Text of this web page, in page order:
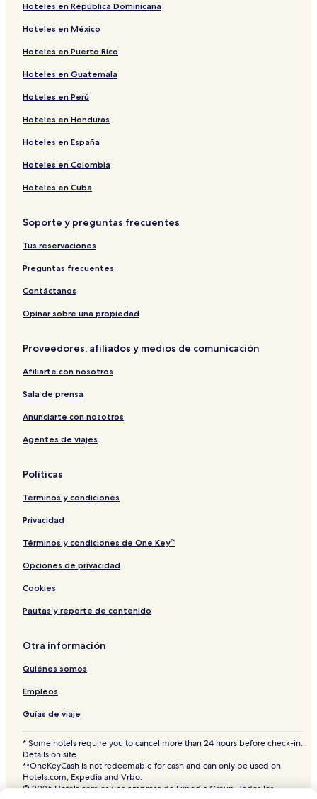
Hoteles en República Dominicana
Hoteles en México
Hoteles en Puerto Rico
Hoteles en Guatemala
Hoteles en Perú
Hoteles en Honduras
Hoteles en España
Hoteles en Colombia
Hoteles en Cuba
Soporte y preguntas frecuentes
Tus reservaciones
Preguntas frecuentes
Contáctanos
Opinar sobre una propiedad
Proveedores, afiliados y medios de comunicación
Afiliarte con nosotros
Sala de prensa
Anunciarte con nosotros
Agentes de viajes
Políticas
Términos y condiciones
Privacidad
Términos y condiciones de One Key™
Opciones de privacidad
Cookies
Pautas y reporte de contenido
Otra información
Quiénes somos
Empleos
Guías de viaje
* Some hotels require you to cancel more than 24 hours before check-in.
Details on site.
**OneKeyCash is not redeemable for cash and can only be used on
Hotels.com, Expedia and Vrbo.
© 2026 Hotels.com es una empresa de Expedia Group. Todos los